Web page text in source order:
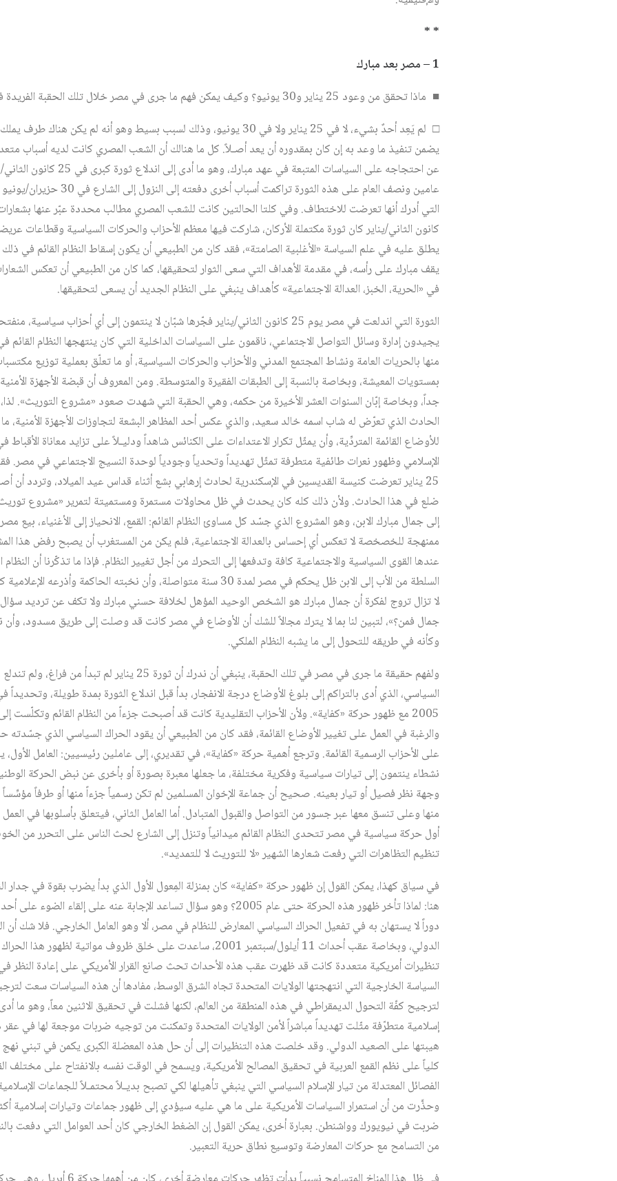
* *
1 – مصر بعد مبارك
■ ماذا تحقق من وعود 25 يناير و30 يونيو؟ وكيف يمكن فهم ما جرى في مصر خلال تلك الحقبة الفريدة في تاريخها؟
□ لم يَعِد أحدٌ بشيء، لا في 25 يناير ولا في 30 يونيو، وذلك لسبب بسيط وهو أنه لم
يضمن تنفيذ ما وعد به إن كان بمقدوره أن يعد أصـلاً. كل ما هنالك أن الشعب المصري كانت لديه أسباب
كانون الثاني/يناير كان ثورة مكتملة الأركان، شاركت فيها معظم الأحزاب والحركات السياسية وقطاعات
يطلق عليه في علم السياسة «الأغلبية الصامتة»، فقد كان من الطبيعي أن يكون إسقاط النظام القائم في
يقف مبارك على رأسه، في مقدمة الأهداف التي سعى الثوار لتحقيقها، كما كان من الطبيعي أن تعكس
في «الحرية، الخبز، العدالة الاجتماعية» كأهداف ينبغي على النظام الجديد أن يسعى لتحقيقها.
الثورة التي اندلعت في مصر يوم 25 كانون الثاني/يناير فجّرها شبّان لا ينتمون إلى أي أحزاب
يجيدون إدارة وسائل التواصل الاجتماعي، ناقمون على السياسات الداخلية التي كان ينتهجها النظام القائم
منها بالحريات العامة ونشاط المجتمع المدني والأحزاب والحركات السياسية، أو ما تعلّق بعملية توزيع
بمستويات المعيشة، وبخاصة بالنسبة إلى الطبقات الفقيرة والمتوسطة. ومن المعروف أن قبضة الأجهزة
جداً، وبخاصة إبّان السنوات العشر الأخيرة من حكمه، وهي الحقبة التي شهدت صعود «مشروع التوريث».
الحادث الذي تعرّض له شاب اسمه خالد سعيد، والذي عكس أحد المظاهر البشعة لتجاوزات الأجهزة الأمنية،
للأوضاع القائمة المتردِّية، وأن يمثّل تكرار الاعتداءات على الكنائس شاهداً ودليـلاً على تزايد معاناة
الإسلامي وظهور نعرات طائفية متطرفة تمثّل تهديداً وتحدياً وجودياً لوحدة النسيج الاجتماعي في مصر.
25 يناير تعرضت كنيسة القديسين في الإسكندرية لحادث إرهابي بشع أثناء قداس عيد الميلاد، وتردد أن
ضلع في هذا الحادث. ولأن ذلك كله كان يحدث في ظل محاولات مستمرة ومستميتة لتمرير «مشروع توريث
إلى جمال مبارك الابن، وهو المشروع الذي جسّد كل مساوئ النظام القائم: القمع، الانحياز إلى الأغنياء، بيع
ممنهجة للخصخصة لا تعكس أي إحساس بالعدالة الاجتماعية، فلم يكن من المستغرب أن يصبح رفض هذا
عندها القوى السياسية والاجتماعية كافة وتدفعها إلى التحرك من أجل تغيير النظام. فإذا ما تذكّرنا أن
السلطة من الأب إلى الابن ظل يحكم في مصر لمدة 30 سنة متواصلة، وأن نخبته
لا تزال تروج لفكرة أن جمال مبارك هو الشخص الوحيد المؤهل لخلافة حسني مبارك ولا تكف عن ترديد سؤال
جمال فمن؟»، لتبين لنا بما لا يترك مجالاً للشك أن الأوضاع في مصر كانت قد وصلت إلى طريق مسدود، وأن
وكأنه في طريقه للتحول إلى ما يشبه النظام الملكي.
ولفهم حقيقة ما جرى في مصر في تلك الحقبة، ينبغي أن ندرك أن ثورة 25
2005 مع ظهور حركة «كفاية». ولأن الأحزاب التقليدية كانت قد أصبحت جزءاً من النظام القائم وتكلّست
والرغبة في العمل على تغيير الأوضاع القائمة، فقد كان من الطبيعي أن يقود الحراك السياسي الذي جسّدته
على الأحزاب الرسمية القائمة. وترجع أهمية حركة «كفاية»، في تقديري، إلى عاملين رئيسيين: العامل الأول،
نشطاء ينتمون إلى تيارات سياسية وفكرية مختلفة، ما جعلها معبرة بصورة أو بأخرى عن نبض الحركة
وجهة نظر فصيل أو تيار بعينه. صحيح أن جماعة الإخوان المسلمين لم تكن رسمياً جزءاً منها أو طرفاً مؤسِّساً
منها وعلى تنسق معها عبر جسور من التواصل والقبول المتبادل. أما العامل الثاني، فيتعلق بأسلوبها في
أول حركة سياسية في مصر تتحدى النظام القائم ميدانياً وتنزل إلى الشارع لحث الناس على التحرر من
تنظيم التظاهرات التي رفعت شعارها الشهير «لا للتوريث لا للتمديد».
في سياق كهذا، يمكن القول إن ظهور حركة «كفاية» كان بمنزلة المِعول الأول الذي بدأ يضرب بقوة في جدار
هنا: لماذا تأخر ظهور هذه الحركة حتى عام 2005؟ وهو سؤال تساعد الإجابة عنه على
دوراً لا يستهان به في تفعيل الحراك السياسي المعارض للنظام في مصر، ألا وهو العامل الخارجي. فلا شك أن
الدولي، وبخاصة عقب أحداث 11 أيلول/سبتمبر 2001، ساعدت على خلق ظروف
تنظيرات أمريكية متعددة كانت قد ظهرت عقب هذه الأحداث تحث صانع القرار الأمريكي على إعادة
السياسة الخارجية التي انتهجتها الولايات المتحدة تجاه الشرق الوسط، مفادها أن هذه السياسات سعت
لترجيح كفّة التحول الديمقراطي في هذه المنطقة من العالم، لكنها فشلت في تحقيق الاثنين معاً، وهو ما
إسلامية متطرّفة مثّلت تهديداً مباشراً لأمن الولايات المتحدة وتمكنت من توجيه ضربات موجعة لها في
هيبتها على الصعيد الدولي. وقد خلصت هذه التنظيرات إلى أن حل هذه المعضلة الكبرى يكمن في تبني نهج
كلياً على نظم القمع العربية في تحقيق المصالح الأمريكية، ويسمح في الوقت نفسه بالانفتاح على مختلف
الفصائل المعتدلة من تيار الإسلام السياسي التي ينبغي تأهيلها لكي تصبح بديـلاً محتمـلاً للجماعات
وحذَّرت من أن استمرار السياسات الأمريكية على ما هي عليه سيؤدي إلى ظهور جماعات وتيارات إسلامية
ضربت في نيويورك وواشنطن. بعبارة أخرى، يمكن القول إن الضغط الخارجي كان أحد العوامل التي دفعت
من التسامح مع حركات المعارضة وتوسيع نطاق حرية التعبير.